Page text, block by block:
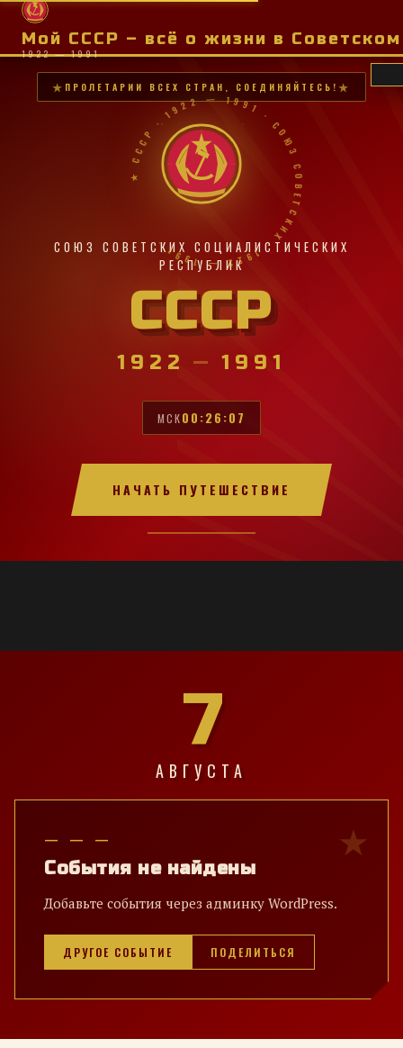
Мой СССР – всё о жизни в
1922 — 1991
ПРОЛЕТАРИИ ВСЕХ СТРАН, СОЕДИНЯЙТЕСЬ!
★ СССР · 1922 — 1991 · СОЮЗ СОВЕТСКИХ · 1922 — 1991 ·
СОЮЗ СОВЕТСКИХ СОЦИАЛИСТИЧЕСКИХ
РЕСПУБЛИК
СССР
1922 — 1991
МСК00:26:08
НАЧАТЬ ПУТЕШЕСТВИЕ
7
АВГУСТА
— — —
События не найдены
Добавьте события через админку WordPress.
ДРУГОЕ СОБЫТИЕ ПОДЕЛИТЬСЯ